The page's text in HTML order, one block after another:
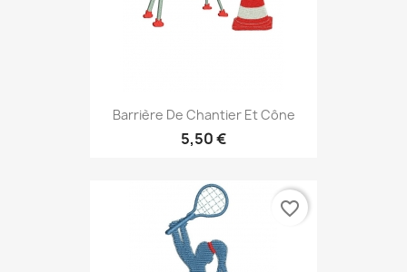
Barrière De Chantier Et Cône
5,50 €
favorite_border